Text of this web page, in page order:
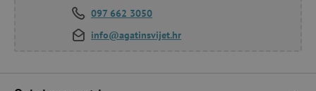
097 662 3050
info@agatinsvijet.hr